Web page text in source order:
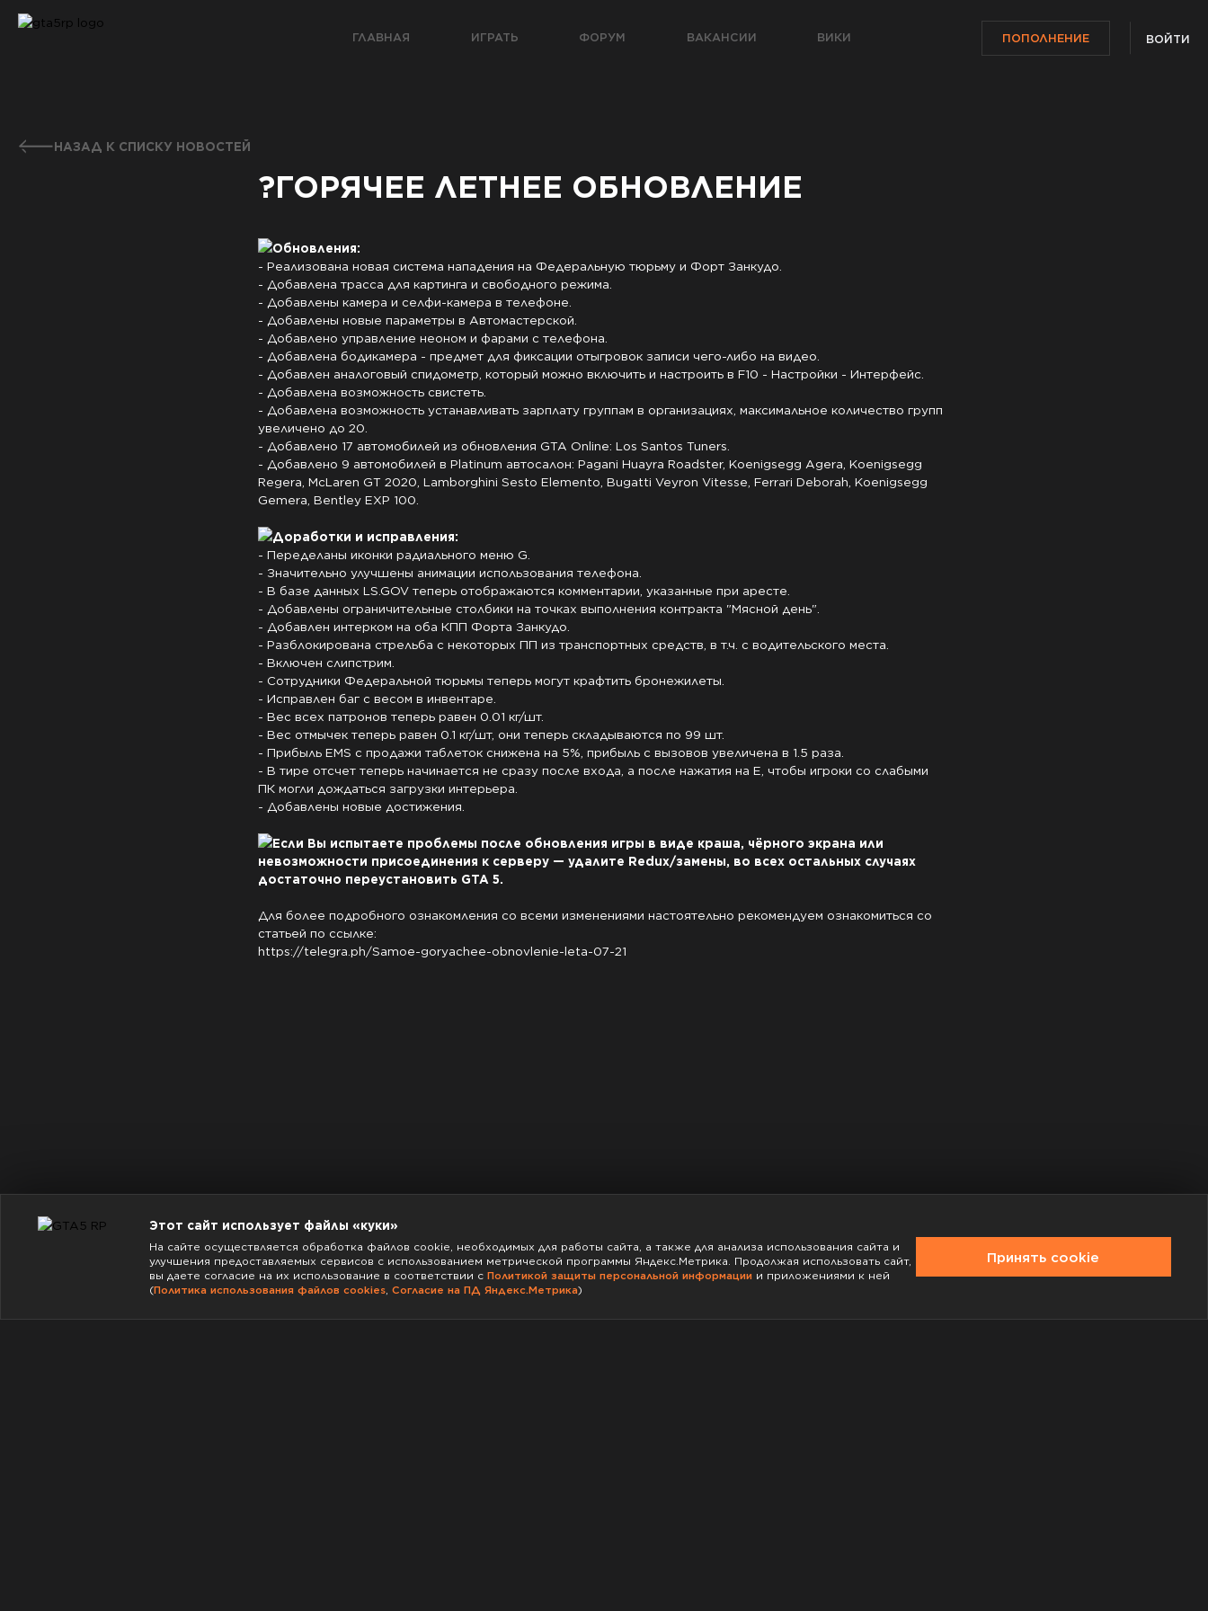
ГЛАВНАЯ ИГРАТЬ ФОРУМ ВАКАНСИИ ВИКИ ПОПОЛНЕНИЕ ВОЙТИ
НАЗАД К СПИСКУ НОВОСТЕЙ
?ГОРЯЧЕЕ ЛЕТНЕЕ ОБНОВЛЕНИЕ
Обновления:
- Реализована новая система нападения на Федеральную тюрьму и Форт Занкудо.
- Добавлена трасса для картинга и свободного режима.
- Добавлены камера и селфи-камера в телефоне.
- Добавлены новые параметры в Автомастерской.
- Добавлено управление неоном и фарами с телефона.
- Добавлена бодикамера - предмет для фиксации отыгровок записи чего-либо на видео.
- Добавлен аналоговый спидометр, который можно включить и настроить в F10 - Настройки - Интерфейс.
- Добавлена возможность свистеть.
- Добавлена возможность устанавливать зарплату группам в организациях, максимальное количество групп
увеличено до 20.
- Добавлено 17 автомобилей из обновления GTA Online: Los Santos Tuners.
- Добавлено 9 автомобилей в Platinum автосалон: Pagani Huayra Roadster, Koenigsegg Agera, Koenigsegg
Regera, McLaren GT 2020, Lamborghini Sesto Elemento, Bugatti Veyron Vitesse, Ferrari Deborah, Koenigsegg
Gemera, Bentley EXP 100.
Доработки и исправления:
- Переделаны иконки радиального меню G.
- Значительно улучшены анимации использования телефона.
- В базе данных LS.GOV теперь отображаются комментарии, указанные при аресте.
- Добавлены ограничительные столбики на точках выполнения контракта "Мясной день".
- Добавлен интерком на оба КПП Форта Занкудо.
- Разблокирована стрельба с некоторых ПП из транспортных средств, в т.ч. с водительского места.
- Включен слипстрим.
- Сотрудники Федеральной тюрьмы теперь могут крафтить бронежилеты.
- Исправлен баг с весом в инвентаре.
- Вес всех патронов теперь равен 0.01 кг/шт.
- Вес отмычек теперь равен 0.1 кг/шт, они теперь складываются по 99 шт.
- Прибыль EMS с продажи таблеток снижена на 5%, прибыль с вызовов увеличена в 1.5 раза.
- В тире отсчет теперь начинается не сразу после входа, а после нажатия на E, чтобы игроки со слабыми
ПК могли дождаться загрузки интерьера.
- Добавлены новые достижения.
Если Вы испытаете проблемы после обновления игры в виде краша, чёрного экрана или
невозможности присоединения к серверу — удалите Redux/замены, во всех остальных случаях
достаточно переустановить GTA 5.
Для более подробного ознакомления со всеми изменениями настоятельно рекомендуем ознакомиться со
https://telegra.ph/Samoe-goryachee-obnovlenie-leta-07-21
Этот сайт использует файлы «куки»
На сайте осуществляется обработка файлов cookie, необходимых для работы сайта, а также для анализа использования сайта и
улучшения предоставляемых сервисов с использованием метрической программы Яндекс.Метрика. Продолжая использовать сайт,
вы даете согласие на их использование в соответствии с Политикой защиты персональной информации и приложениями к ней
(Политика использования файлов cookies,Согласие на ПД Яндекс.Метрика)
Принять cookie